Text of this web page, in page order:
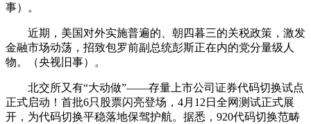
事）。
近期，美国对外实施普遍的、朝四暮三的关税政策，激发
金融市场动荡，招致包罗前副总统彭斯正在内的党分量级人
物。（央视旧事）。
北交所又有“大动做”——存量上市公司证券代码切换试点
正式启动！首批6只股票闪亮登场，4月12日全网测试正式展
开，为代码切换平稳落地保驾护航。据悉，920代码切换范畴